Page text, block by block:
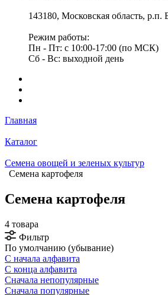
143180, Московская область,
Режим работы:
Пн - Пт: с 10:00-17:00 (по МСК)
Сб - Вс: выходной день
Главная
Каталог
Семена овощей и зеленых культур
Семена картофеля
Семена картофеля
4 товара
Фильтр
По умолчанию (убывание)
С начала алфавита
С конца алфавита
Сначала непопулярные
Сначала популярные